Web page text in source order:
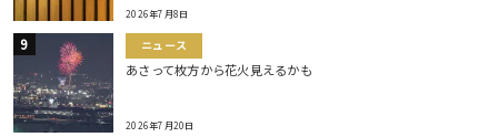
2026年7月8日
ニュース
あさって枚方から花火見えるかも
2026年7月20日